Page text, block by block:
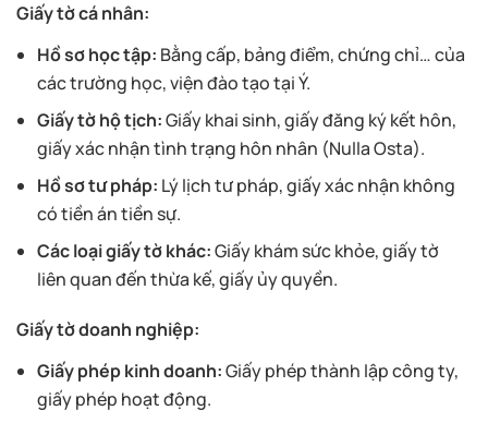
Giấy tờ cá nhân:
Hồ sơ học tập: Bằng cấp, bảng điểm, chứng chỉ… của
các trường học, viện đào tạo tại Ý.
Giấy tờ hộ tịch:Giấy khai sinh, giấy đăng ký kết hôn,
giấy xác nhận tình trạng hôn nhân (Nulla Osta).
Hồ sơ tư pháp: Lý lịch tư pháp, giấy xác nhận không
có tiền án tiền sự.
Các loại giấy tờ khác:Giấy khám sức khỏe, giấy tờ
liên quan đến thừa kế, giấy ủy quyền.
Giấy tờ doanh nghiệp:
Giấy phép kinh doanh:Giấy phép thành lập công ty,
giấy phép hoạt động.